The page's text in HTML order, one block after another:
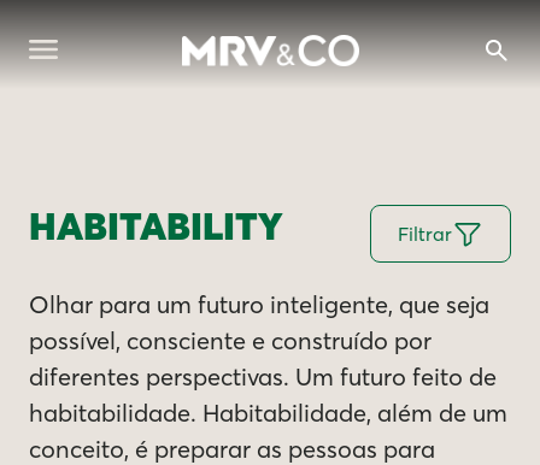
HABITABILITY Filtrar
Olhar para um futuro inteligente, que seja
possível, consciente e construído por
diferentes perspectivas. Um futuro feito de
habitabilidade. Habitabilidade, além de um
conceito, é preparar as pessoas para